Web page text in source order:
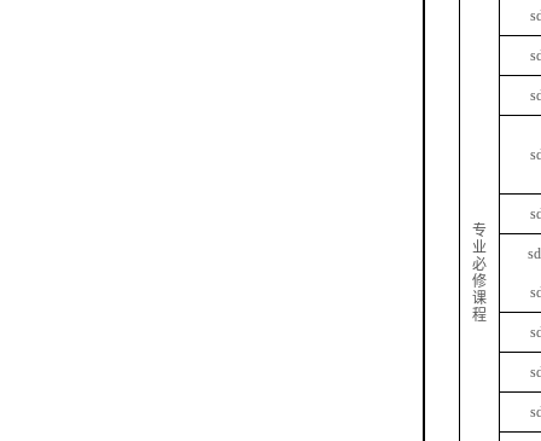
专
业
必
修
课
程